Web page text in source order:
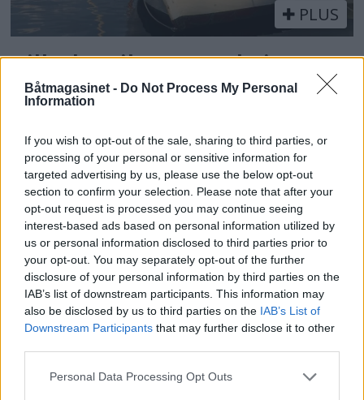
Båtmagasinet - Do Not Process My Personal
Information
If you wish to opt-out of the sale, sharing to third parties, or
processing of your personal or sensitive information for
targeted advertising by us, please use the below opt-out
section to confirm your selection. Please note that after your
opt-out request is processed you may continue seeing
interest-based ads based on personal information utilized by
us or personal information disclosed to third parties prior to
your opt-out. You may separately opt-out of the further
disclosure of your personal information by third parties on the
IAB’s list of downstream participants. This information may
also be disclosed by us to third parties on the IAB’s List of
Downstream Participants that may further disclose it to other
Personal Data Processing Opt Outs
PLUS
Tilbake til gammel sjarm
KOMMENTAR: Trebåtfestivalen i Risør er
tilbake til gammel sjarm.
Praktisk utsjekk vurderes